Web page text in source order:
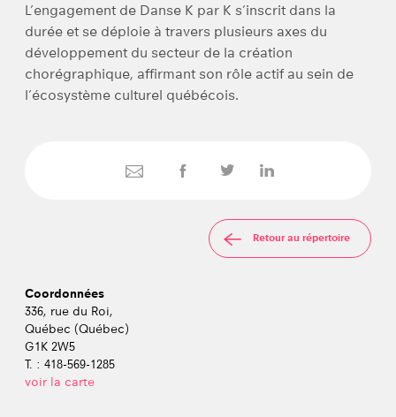
L’engagement de Danse K par K s’inscrit dans la
durée et se déploie à travers plusieurs axes du
développement du secteur de la création
chorégraphique, affirmant son rôle actif au sein de
l’écosystème culturel québécois.
Retour au répertoire
Coordonnées
336, rue du Roi,
Québec (Québec)
G1K 2W5
T. : 418-569-1285
voir la carte